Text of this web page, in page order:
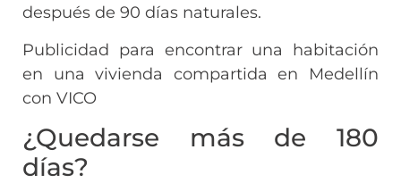
después de 90 días naturales.
Publicidad para encontrar una habitación
en una vivienda compartida en Medellín
con VICO
¿Quedarse más de 180
días?